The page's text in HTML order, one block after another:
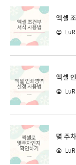
엑셀
엑셀
몇 주